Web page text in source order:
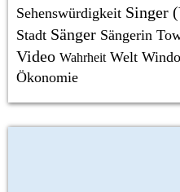
Sehenswürdigkeit Singer
Stadt Sänger Sängerin
Video Wahrheit Welt
Ökonomie